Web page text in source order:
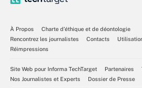
À Propos
Charte d’éthique et de déontologie
Rencontrez les journalistes
Contacts
Réimpressions
Site Web pour Informa TechTarget Partenaires
Nos Journalistes et Experts
Dossier de Presse